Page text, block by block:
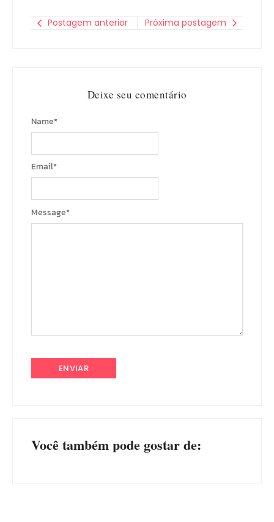
Postagem anterior Próxima postagem
Deixe seu comentário
Message*
Name*
Email*
Você também pode gostar de: